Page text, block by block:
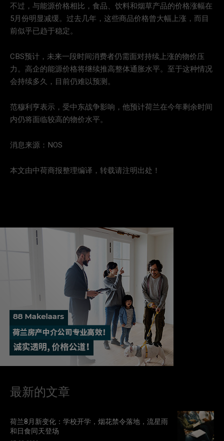
不过，与能源价格相比，食品、饮料和烟草产品的价格涨幅在
5月份明显减缓。过去几年，这些商品价格曾大幅上涨，而目
前似乎已趋于稳定。
CBS预计，未来一段时间消费者仍需面对持续上涨的物价压
力。高企的能源价格将继续推高整体通胀水平。至于这种情况
会持续多久，目前仍难以预测。
范穆利亨表示，受中东战争影响，他预计荷兰在今年剩余时间
内仍将面临较高的物价水平。
消息来源：NOS
本文由中荷商报整理编译，转载请注明出处！
最新的文章
荷兰8月新变化：学校开学，烟花禁令落地，流星雨
和日食同天登场